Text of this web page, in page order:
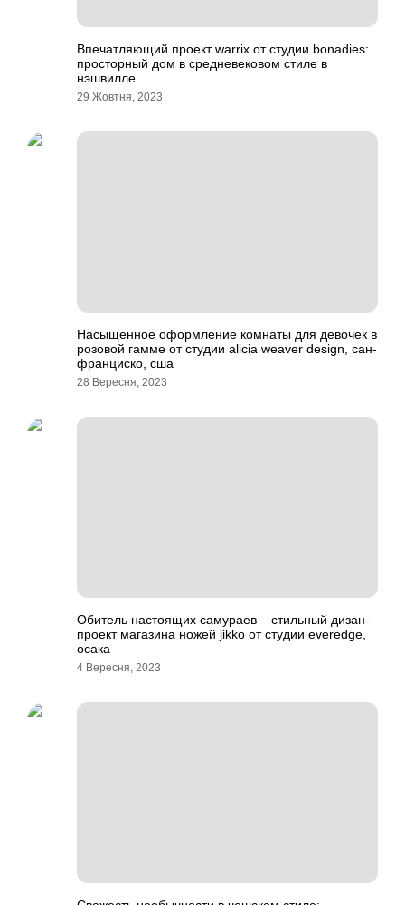
Впечатляющий проект warrix от студии bonadies:
просторный дом в средневековом стиле в
нэшвилле
29 Жовтня, 2023
Насыщенное оформление комнаты для девочек в
розовой гамме от студии alicia weaver design, сан-
франциско, сша
28 Вересня, 2023
Обитель настоящих самураев – стильный дизан-
проект магазина ножей jikko от студии everedge,
осака
4 Вересня, 2023